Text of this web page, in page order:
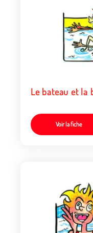
Le bateau et la
Voir la fiche